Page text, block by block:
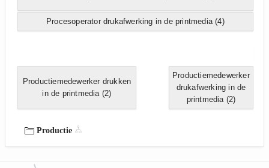
Procesoperator drukafwerking in de printmedia (4)
Productiemedewerker drukken
in de printmedia (2)
Productiemedewerker
drukafwerking in de
printmedia (2)
Productie